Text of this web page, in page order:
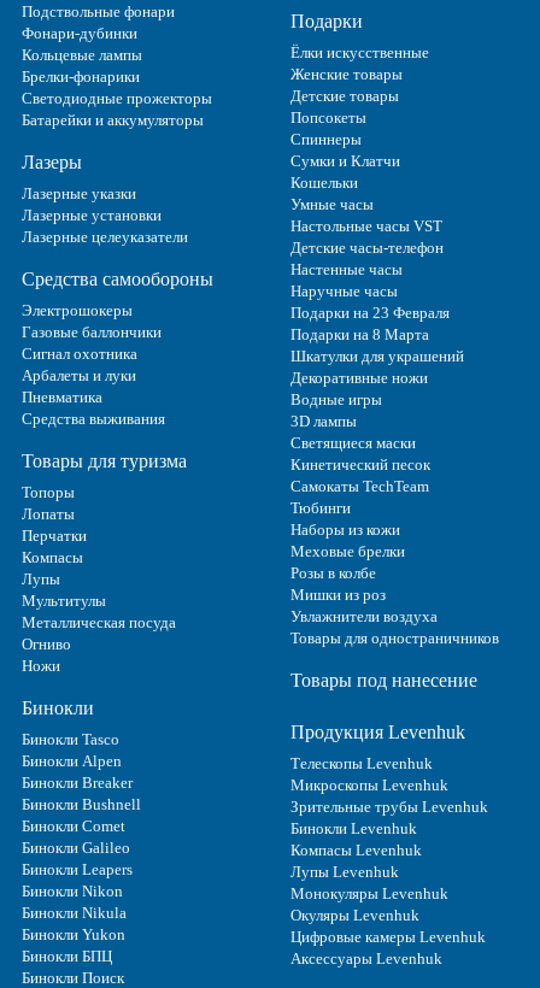
Подствольные фонари
Фонари-дубинки
Кольцевые лампы
Брелки-фонарики
Светодиодные прожекторы
Батарейки и аккумуляторы
Лазеры
Лазерные указки
Лазерные установки
Лазерные целеуказатели
Средства самообороны
Электрошокеры
Газовые баллончики
Сигнал охотника
Арбалеты и луки
Пневматика
Средства выживания
Товары для туризма
Топоры
Лопаты
Перчатки
Компасы
Лупы
Мультитулы
Металлическая посуда
Огниво
Ножи
Бинокли
Бинокли Tasco
Бинокли Alpen
Бинокли Breaker
Бинокли Bushnell
Бинокли Comet
Бинокли Galileo
Бинокли Leapers
Бинокли Nikon
Бинокли Nikula
Бинокли Yukon
Бинокли БПЦ
Бинокли Поиск
Подарки
Ёлки искусственные
Женские товары
Детские товары
Попсокеты
Спиннеры
Сумки и Клатчи
Кошельки
Умные часы
Настольные часы VST
Детские часы-телефон
Настенные часы
Наручные часы
Подарки на 23 Февраля
Подарки на 8 Марта
Шкатулки для украшений
Декоративные ножи
Водные игры
3D лампы
Светящиеся маски
Кинетический песок
Самокаты TechTeam
Тюбинги
Наборы из кожи
Меховые брелки
Розы в колбе
Мишки из роз
Увлажнители воздуха
Товары для одностраничников
Товары под нанесение
Продукция Levenhuk
Телескопы Levenhuk
Микроскопы Levenhuk
Зрительные трубы Levenhuk
Бинокли Levenhuk
Компасы Levenhuk
Лупы Levenhuk
Монокуляры Levenhuk
Окуляры Levenhuk
Цифровые камеры Levenhuk
Аксессуары Levenhuk